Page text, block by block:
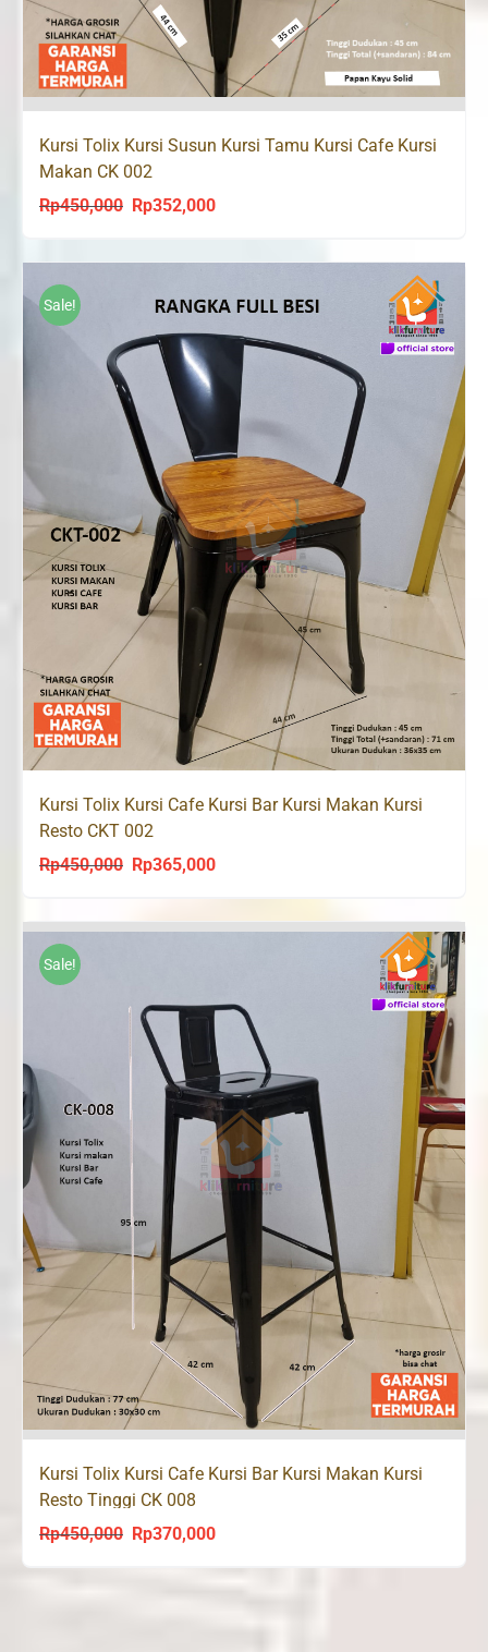
Kursi Tolix Kursi Susun Kursi Tamu Kursi Cafe Kursi
Makan CK 002
Rp450,000
Original
was:
Rp450,000.
Rp352,000Current
price
is:
Rp352,000.
Sale!
Kursi Tolix Kursi Cafe Kursi Bar Kursi Makan Kursi
Resto CKT 002
Rp450,000
Original
was:
Rp365,000Current
Sale!
Kursi Tolix Kursi Cafe Kursi Bar Kursi Makan Kursi
Resto Tinggi CK 008
Rp450,000
Original
Rp370,000Current